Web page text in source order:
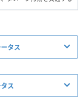
タス
ス